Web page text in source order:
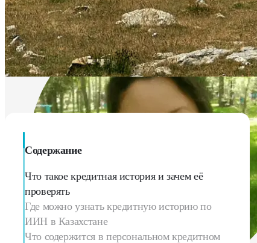
Дана Қайыргелді
Эксперт по финансовой грамотности, Генеральный
Содержание
Что такое кредитная история и зачем её
проверять
Где можно узнать кредитную историю по
ИИН в Казахстане
Что содержится в персональном кредитном